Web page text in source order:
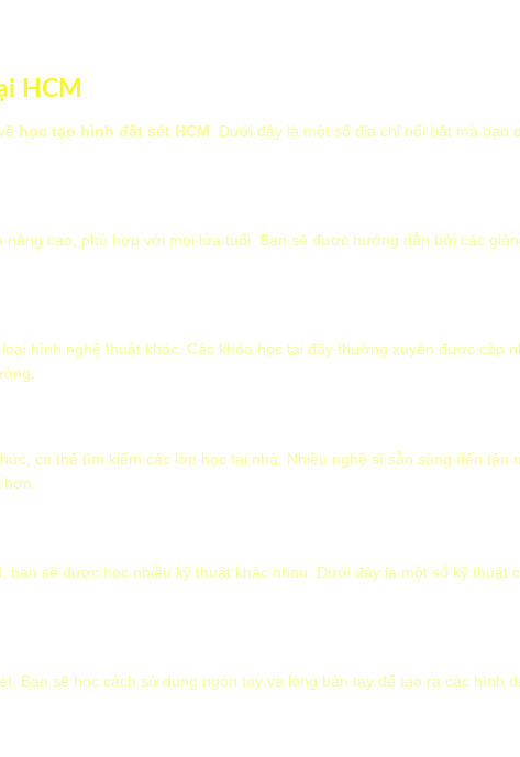
HCM
học tạo hình đất sét HCM . Dưới đây là một số địa chỉ nổi bật mà bạn
cao, phù hợp với mọi lứa tuổi. Bạn sẽ được hướng dẫn bởi các
hình nghệ thuật khác. Các khóa học tại đây thường xuyên được cập
có thể tìm kiếm các lớp học tại nhà. Nhiều nghệ sĩ sẵn sàng đến tận
, bạn sẽ được học nhiều kỹ thuật khác nhau. Dưới đây là một số kỹ thuật
Bạn sẽ học cách sử dụng ngón tay và lòng bàn tay để tạo ra các hình